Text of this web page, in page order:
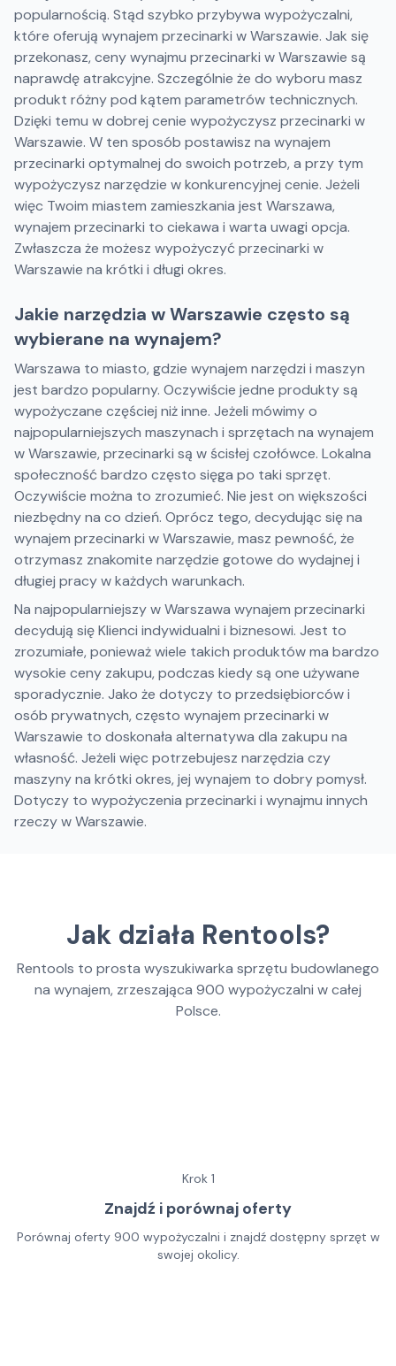
popularnością. Stąd szybko przybywa wypożyczalni,
które oferują wynajem przecinarki w Warszawie. Jak się
przekonasz, ceny wynajmu przecinarki w Warszawie są
naprawdę atrakcyjne. Szczególnie że do wyboru masz
produkt różny pod kątem parametrów technicznych.
Dzięki temu w dobrej cenie wypożyczysz przecinarki w
Warszawie. W ten sposób postawisz na wynajem
przecinarki optymalnej do swoich potrzeb, a przy tym
wypożyczysz narzędzie w konkurencyjnej cenie. Jeżeli
więc Twoim miastem zamieszkania jest Warszawa,
wynajem przecinarki to ciekawa i warta uwagi opcja.
Zwłaszcza że możesz wypożyczyć przecinarki w
Warszawie na krótki i długi okres.
Jakie narzędzia w Warszawie często są
wybierane na wynajem?
Warszawa to miasto, gdzie wynajem narzędzi i maszyn
jest bardzo popularny. Oczywiście jedne produkty są
wypożyczane częściej niż inne. Jeżeli mówimy o
najpopularniejszych maszynach i sprzętach na wynajem
w Warszawie, przecinarki są w ścisłej czołówce. Lokalna
społeczność bardzo często sięga po taki sprzęt.
Oczywiście można to zrozumieć. Nie jest on większości
niezbędny na co dzień. Oprócz tego, decydując się na
wynajem przecinarki w Warszawie, masz pewność, że
otrzymasz znakomite narzędzie gotowe do wydajnej i
długiej pracy w każdych warunkach.
Na najpopularniejszy w Warszawa wynajem przecinarki
decydują się Klienci indywidualni i biznesowi. Jest to
zrozumiałe, ponieważ wiele takich produktów ma bardzo
wysokie ceny zakupu, podczas kiedy są one używane
sporadycznie. Jako że dotyczy to przedsiębiorców i
osób prywatnych, często wynajem przecinarki w
Warszawie to doskonała alternatywa dla zakupu na
własność. Jeżeli więc potrzebujesz narzędzia czy
maszyny na krótki okres, jej wynajem to dobry pomysł.
Dotyczy to wypożyczenia przecinarki i wynajmu innych
rzeczy w Warszawie.
Jak działa Rentools?
Rentools to prosta wyszukiwarka sprzętu budowlanego
na wynajem, zrzeszająca 900 wypożyczalni w całej
Polsce.
Krok 1
Znajdź i porównaj oferty
Porównaj oferty 900 wypożyczalni i znajdź dostępny sprzęt w
swojej okolicy.